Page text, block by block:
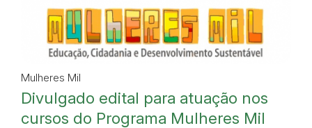
Mulheres Mil
Divulgado edital para atuação nos
cursos do Programa Mulheres Mil